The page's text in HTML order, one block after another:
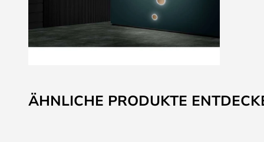
Anfang
der
ÄHNLICHE PRODUKTE